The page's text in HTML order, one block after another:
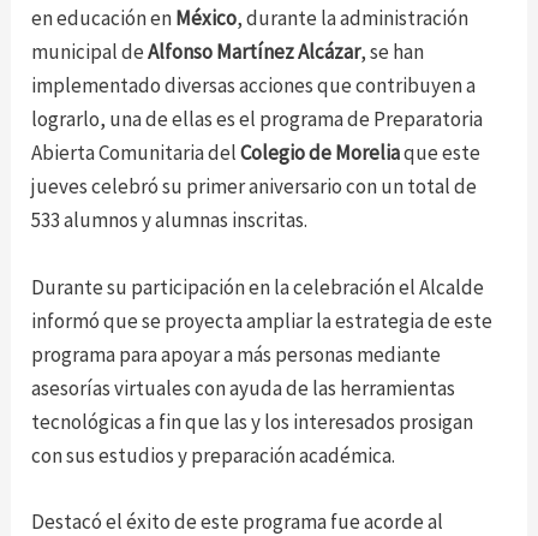
en educación enMéxico, durante la administración
municipal deAlfonso Martínez Alcázar, se han
implementado diversas acciones que contribuyen a
lograrlo, una de ellas es el programa de Preparatoria
Abierta Comunitaria delColegio de Moreliaque este
jueves celebró su primer aniversario con un total de
533 alumnos y alumnas inscritas.
Durante su participación en la celebración el Alcalde
informó que se proyecta ampliar la estrategia de este
programa para apoyar a más personas mediante
asesorías virtuales con ayuda de las herramientas
tecnológicas a fin que las y los interesados prosigan
con sus estudios y preparación académica.
Destacó el éxito de este programa fue acorde al